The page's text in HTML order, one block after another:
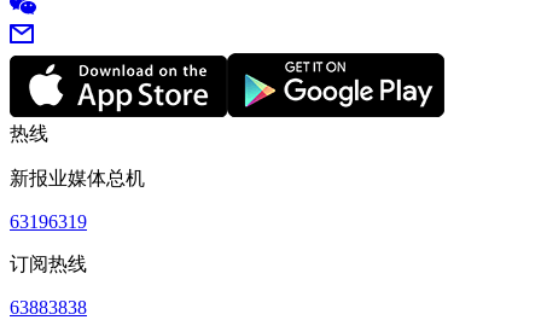
热线
新报业媒体总机
63196319
订阅热线
63883838